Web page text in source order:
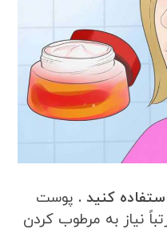
کنید . پوست
نیاز به مرطوب کردن